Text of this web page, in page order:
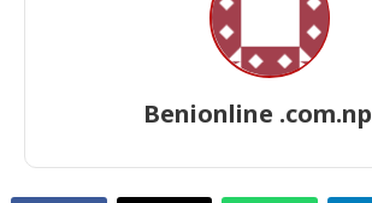
Benionline .com.np